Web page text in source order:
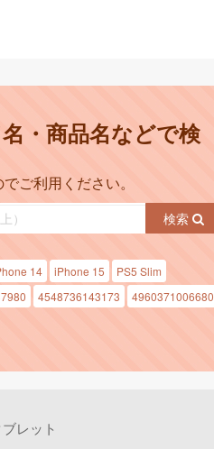
・商品名などで検
ご利用ください。
検索
14 iPhone 15
PS5 Slim
4548736143173
4960371006680